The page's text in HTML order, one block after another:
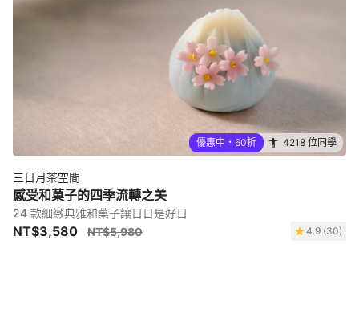
優惠中・60折 4218 位同學
三日月茶空間
感受和菓子的四季流轉之美
24 款細緻典雅和菓子讓日日是好日
NT$3,580 NT$5,980 4.9 (30)